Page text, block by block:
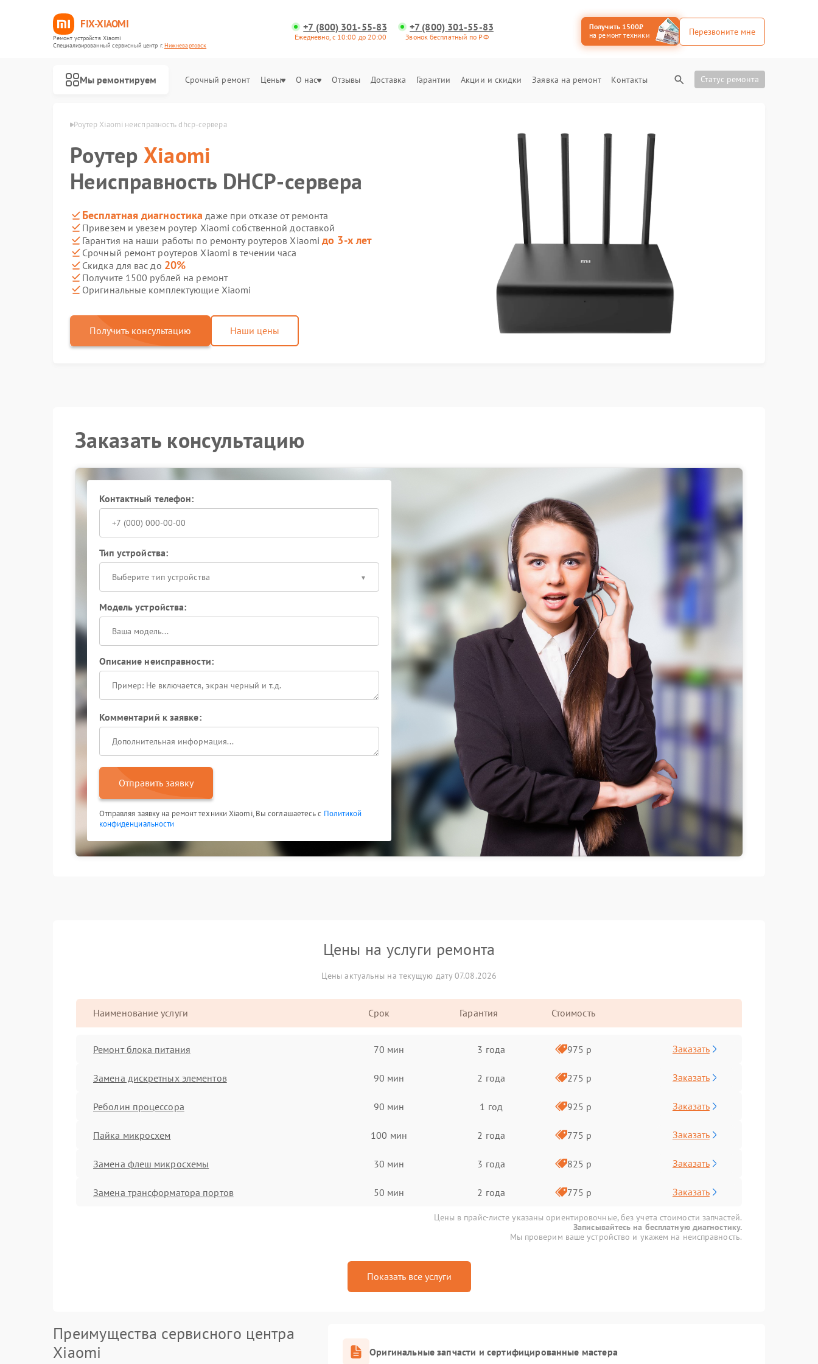
FIX-XIAOMI
Ремонт устройств Xiaomi
Специализированный cервисный центр г.Нижневартовск
+7 (800) 301-55-83
Ежедневно, с 10:00 до 20:00
+7 (800) 301-55-83
Звонок бесплатный по РФ
Получить 1500₽
на ремонт техники
Перезвоните мне
Мы ремонтируем Срочный ремонт Цены О нас Отзывы Доставка Гарантии Акции и скидки Заявка на ремонт Контакты Статус ремонта
Роутер Xiaomi неисправность dhcp-сервера
Роутер Xiaomi
Неисправность DHCP-сервера
Бесплатная диагностика даже при отказе от ремонта
Привезем и увезем роутер Xiaomi собственной доставкой
Гарантия на наши работы по ремонту роутеров Xiaomiдо 3-х лет
Срочный ремонт роутеров Xiaomi в течении часа
Скидка для вас до 20%
Получите 1500 рублей на ремонт
Оригинальные комплектующие Xiaomi
Получить консультацию Наши цены
Заказать консультацию
Контактный телефон:
Тип устройства:
Выберите тип устройства
Модель устройства:
Описание неисправности:
Комментарий к заявке:
Отправить заявку
Отправляя заявку на ремонт техники Xiaomi, Вы соглашаетесь с Политикой
конфиденциальности
Цены на услуги ремонта
Цены актуальны на текущую дату 07.08.2026
Наименование услуги Срок Гарантия Стоимость
Ремонт блока питания 70 мин 3 года 975 р Заказать
Замена дискретных элементов 90 мин 2 года 275 р Заказать
Реболин процессора 90 мин 1 год 925 р Заказать
Пайка микросхем 100 мин 2 года 775 р Заказать
Замена флеш микросхемы 30 мин 3 года 825 р Заказать
Замена трансформатора портов 50 мин 2 года 775 р Заказать
Цены в прайс-листе указаны ориентировочные, без учета стоимости запчастей.
Записывайтесь на бесплатную диагностику.
Мы проверим ваше устройство и укажем на неисправность.
Показать все услуги
Преимущества сервисного центра
Xiaomi
Оригинальные запчасти и сертифицированные мастера